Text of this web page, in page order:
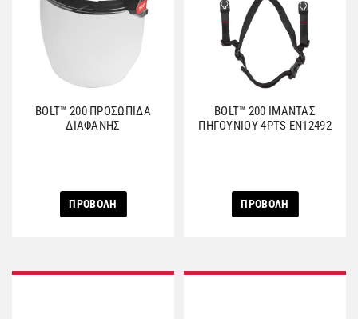
BOLT™ 200 ΠΡΟΣΩΠΙΔΑ
ΔΙΑΦΑΝΗΣ
ΠΡΟΒΟΛΗ
BOLT™ 200 ΙΜΑΝΤΑΣ
ΠΗΓΟΥΝΙΟΥ 4PTS EN12492
ΠΡΟΒΟΛΗ